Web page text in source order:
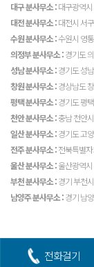
대구 분사무소 :대구광역
대전 분사무소 :대전시 서
수원 분사무소 :수원시 영
의정부 분사무소 :경기도
성남 분사무소 :경기도 성
창원 분사무소 :경상남도
평택 분사무소 :경기도 평
천안 분사무소 :충남 천안
일산 분사무소 :경기도 고
전주 분사무소 :전북특별
울산 분사무소 :울산광역
부천 분사무소 :경기 부천
남양주 분사무소 :경기 남
전화걸기